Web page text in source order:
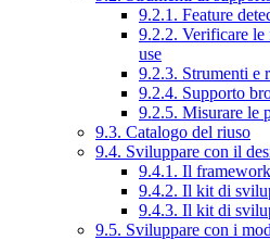
9.2.1. Feature
9.2.2. Verificare
use
9.2.3. Strumenti e
9.2.4. Supporto
9.2.5. Misurare le
9.3. Catalogo del riuso
9.4. Sviluppare con il
9.4.1. Il
9.4.2. Il kit di
9.4.3. Il kit di
9.5. Sviluppare con i